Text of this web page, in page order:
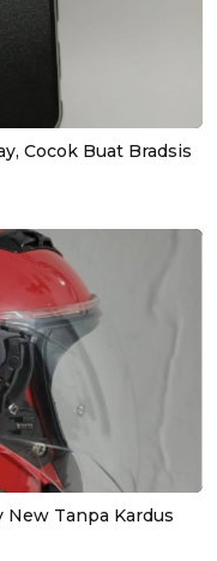
Cocok Buat Bradsis
New Tanpa Kardus